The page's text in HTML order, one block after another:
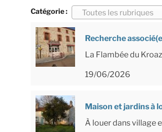
Catégorie : Toutes les rubriques
Recherche
La Flambée du
19/06/2026
Maison et jardins à
À louer dans village